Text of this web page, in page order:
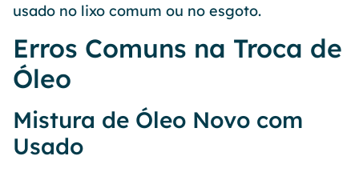
usado no lixo comum ou no esgoto.
Erros Comuns na Troca de
Óleo
Mistura de Óleo Novo com
Usado